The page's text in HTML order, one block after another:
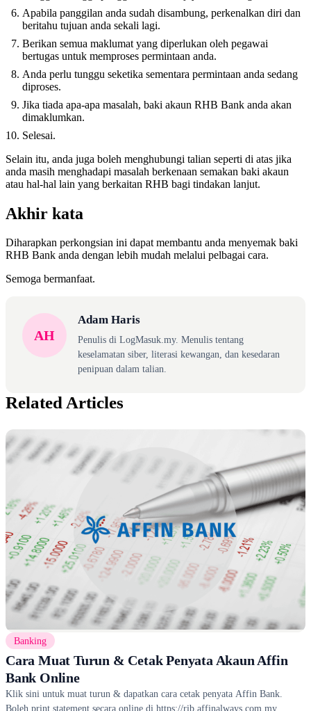
Apabila panggilan anda sudah disambung, perkenalkan diri dan
beritahu tujuan anda sekali lagi.
Berikan semua maklumat yang diperlukan oleh pegawai
bertugas untuk memproses permintaan anda.
Anda perlu tunggu seketika sementara permintaan anda sedang
diproses.
Jika tiada apa-apa masalah, baki akaun RHB Bank anda akan
dimaklumkan.
Selesai.
Selain itu, anda juga boleh menghubungi talian seperti di atas jika
anda masih menghadapi masalah berkenaan semakan baki akaun
atau hal-hal lain yang berkaitan RHB bagi tindakan lanjut.
Akhir kata
Diharapkan perkongsian ini dapat membantu anda menyemak baki
RHB Bank anda dengan lebih mudah melalui pelbagai cara.
Semoga bermanfaat.
AH
Adam Haris
Penulis di LogMasuk.my. Menulis tentang
keselamatan siber, literasi kewangan, dan kesedaran
penipuan dalam talian.
Related Articles
Banking
Cara Muat Turun & Cetak Penyata Akaun Affin
Bank Online
Klik sini untuk muat turun & dapatkan cara cetak penyata Affin Bank.
Boleh print statement secara online di https://rib.affinalways.com.my